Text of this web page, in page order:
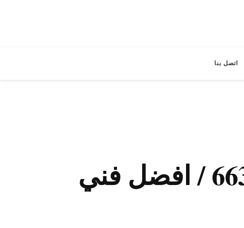
اتصل بنا
فني تصليح طباخات الدسمة / 66305022 / افضل فني